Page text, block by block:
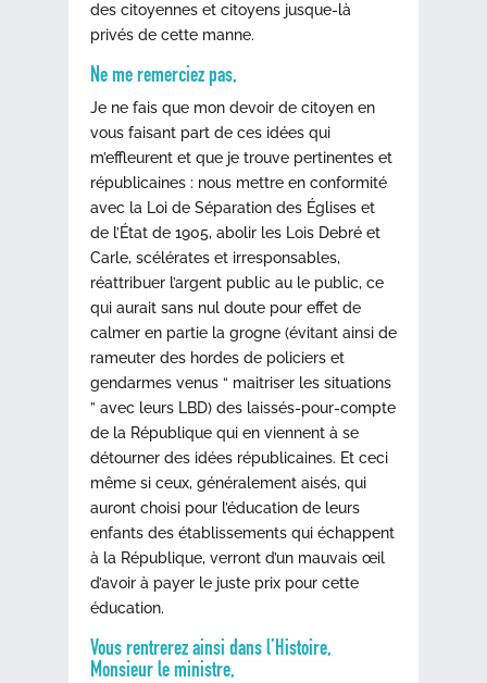
des citoyennes et citoyens jusque-là
privés de cette manne.
Ne me remerciez pas,
Je ne fais que mon devoir de citoyen en
vous faisant part de ces idées qui
m’effleurent et que je trouve pertinentes et
républicaines : nous mettre en conformité
avec la Loi de Séparation des Églises et
de l’État de 1905, abolir les Lois Debré et
Carle, scélérates et irresponsables,
réattribuer l’argent public au le public, ce
qui aurait sans nul doute pour effet de
calmer en partie la grogne (évitant ainsi de
rameuter des hordes de policiers et
gendarmes venus “ maitriser les situations
” avec leurs LBD) des laissés-pour-compte
de la République qui en viennent à se
détourner des idées républicaines. Et ceci
même si ceux, généralement aisés, qui
auront choisi pour l’éducation de leurs
enfants des établissements qui échappent
à la République, verront d’un mauvais œil
d’avoir à payer le juste prix pour cette
éducation.
Vous rentrerez ainsi dans l’Histoire,
Monsieur le ministre,